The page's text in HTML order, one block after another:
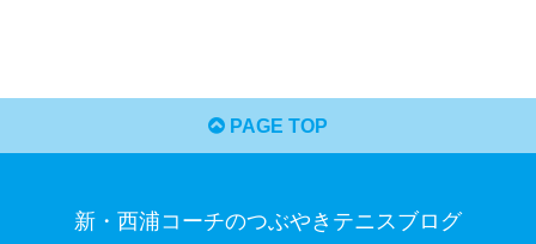
PAGE TOP
新・西浦コーチのつぶやきテニスブログ